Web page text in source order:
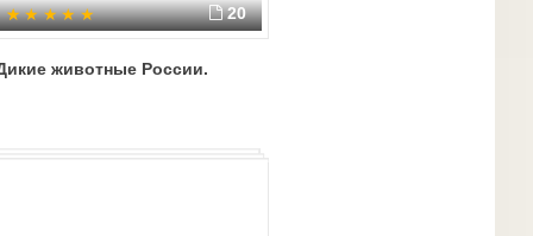
20
животные России.